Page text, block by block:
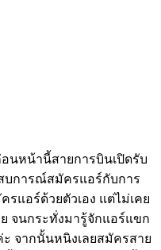
นหน้านี้สายการบินเปิดรับ
บการณ์สมัครแอร์กับการ
รแอร์ด้วยตัวเอง แต่ไม่เคย
จนกระทั่งมารู้จักแอร์แขก
จากนั้นหนิงเลยสมัครสาย